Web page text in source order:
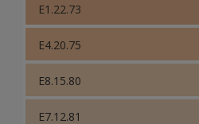
E1.22.73
E4.20.75
E8.15.80
E7.12.81